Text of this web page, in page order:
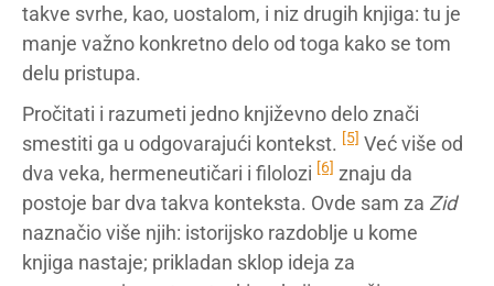
takve svrhe, kao, uostalom, i niz drugih knjiga: tu je
manje važno konkretno delo od toga kako se tom
delu pristupa.
Pročitati i razumeti jedno književno delo znači
smestiti ga u odgovarajući kontekst. [5] Već više od
dva veka, hermeneutičari i filolozi [6] znaju da
postoje bar dva takva konteksta. Ovde sam za Zid
naznačio više njih: istorijsko razdoblje u kome
knjiga nastaje; prikladan sklop ideja za